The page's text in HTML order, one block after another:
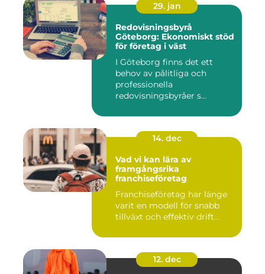
29. jan
Redovisningsbyrå
Göteborg: Ekonomiskt stöd
för företag i väst
I Göteborg finns det ett
behov av pålitliga och
professionella
redovisningsbyråer s...
14. dec
Vad vi kan lära av
framgångsrika
franchiseföretag
Franchiseföretag har länge
varit en modell för snabb
tillväxt och effektiv drift...
12. dec